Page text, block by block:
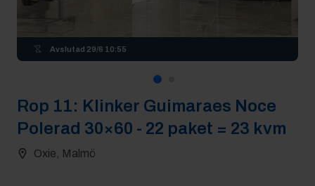
Avslutad 29/6 10:55
Rop 11: Klinker Guimaraes Noce
Polerad 30×60 - 22 paket = 23 kvm
Oxie, Malmö